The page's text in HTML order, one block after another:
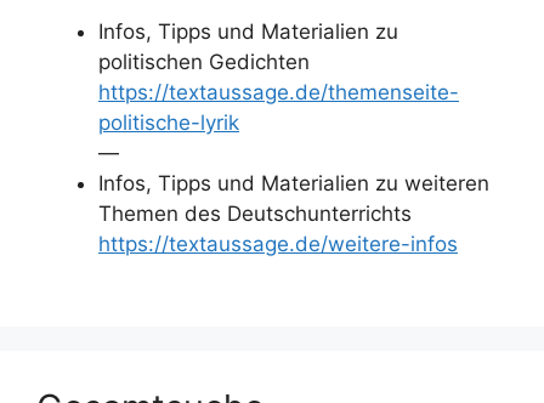
Infos, Tipps und Materialien zu
politischen Gedichten
https://textaussage.de/themenseite-
politische-lyrik
—
Infos, Tipps und Materialien zu weiteren
Themen des Deutschunterrichts
https://textaussage.de/weitere-infos